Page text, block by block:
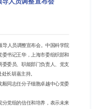
导人员调整宣布会。中国科学院
书记王华，上海市委组织部和
委委员、职能部门负责人、党支
长胡嘉主持。
毅同志任分子细胞卓越中心党委
分党组的信任和培养，表示未来